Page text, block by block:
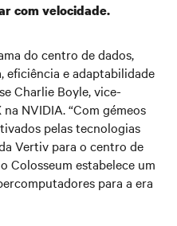
com velocidade.
do centro de dados,
eficiência e adaptabilidade
Charlie Boyle, vice-
NVIDIA. “Com gémeos
pelas tecnologias
Vertiv para o centro de
Colosseum estabelece um
para a era